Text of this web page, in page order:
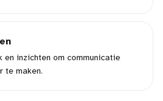
en inzichten om communicatie
te maken.